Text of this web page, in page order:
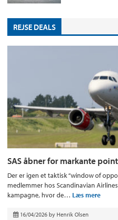
REJSE DEALS
SAS åbner for markante
Der er igen et taktisk “window of
medlemmer hos Scandinavian
kampagne, hvor de… Læs mere
16/04/2026 by Henrik Olsen